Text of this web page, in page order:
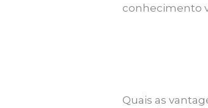
conhecimento
Quais as